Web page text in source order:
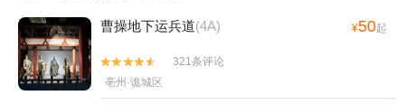
曹操地下运兵道(4A) ¥50起


321条评论
亳州·谯城区